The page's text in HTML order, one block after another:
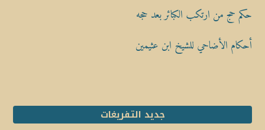
حكم حج من ارتكب الكبائر بعد حجه
أحكام الأضاحي للشيخ ابن عثيمين
جديد التفريغات